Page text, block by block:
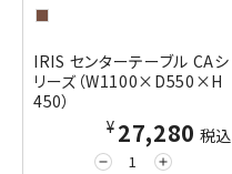
IRIS センターテーブル CAシ
リーズ（W1100×D550×H
450）
remove add
¥27,280 税込